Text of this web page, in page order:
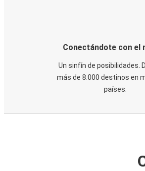
Conectándote con el
Un sinfín de posibilidades.
más de 8.000 destinos en
países.